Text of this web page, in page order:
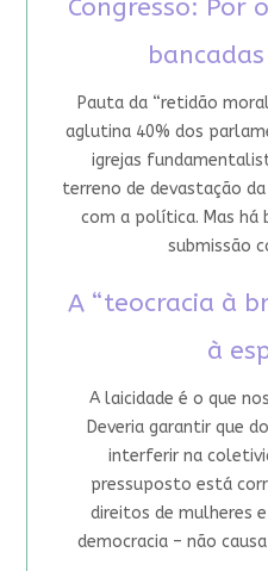
Congresso: Por
Pauta da “retidão
aglutina 40% dos
igrejas
terreno de devastação
com a política. Mas há
submissão
A “teocracia à
à
A laicidade é o que
Deveria garantir que
interferir na
pressuposto está
direitos de mulheres
democracia – não